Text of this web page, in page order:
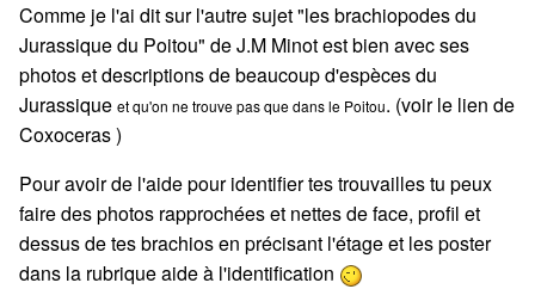
Comme je l'ai dit sur l'autre sujet "les brachiopodes du
Jurassique du Poitou" de J.M Minot est bien avec ses
photos et descriptions de beaucoup d'espèces du
Jurassique et qu'on ne trouve pas que dans le Poitou. (voir le lien de
Coxoceras )
Pour avoir de l'aide pour identifier tes trouvailles tu peux
faire des photos rapprochées et nettes de face, profil et
dessus de tes brachios en précisant l'étage et les poster
dans la rubrique aide à l'identification